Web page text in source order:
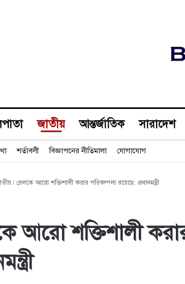
জাতীয় আন্তর্জাতিক সারাদেশ
শর্তাবলী বিজ্ঞাপনের নীতিমালা যোগাযোগ
/ রেলকে আরো শক্তিশালী করার পরিকল্পনা রয়েছে: প্রধানমন্ত্রী
আরো শক্তিশালী